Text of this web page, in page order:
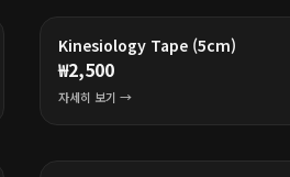
Kinesiology Tape (5cm)
₩2,500
자세히 보기 →